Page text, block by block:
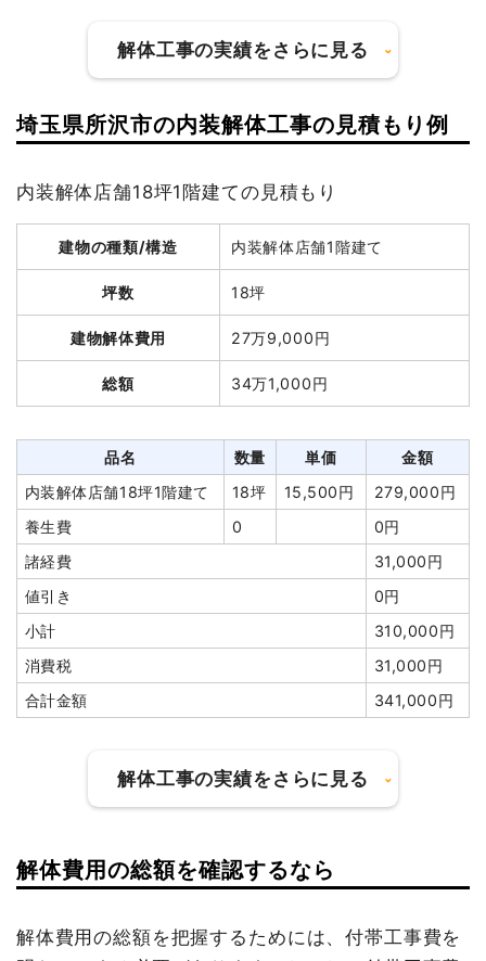
建物の種類/構造 軽量鉄骨造住宅2階建て
坪数
建物解体費用 70万1,600円
総額 105万8,400円
品名 数量 単価
軽量鉄骨造住宅26坪2階建
26坪
26,985
養生費 125m² 950円
118,750円
駐車場撤去
1式
30,000円
ブロック塀撤去
1式
50,000円
諸経費
80,000円
値引き
350円
小計
980,000円
消費税
78,400円
合計金額
1,058,400
円
解体工事の実績をさらに見る
建物の種類/構造 鉄骨造アパート2階建て
坪数 40坪
建物解体費用 183万6,240円
総額 260万円
品名 数量 単価
金額
鉄骨造アパート40坪2階
40坪
45,906
220m² 1,000円
220,000円
アスベスト撤去
4m³
40,000
円
160,000円
浄化槽・便槽撤去 1台
50,000
50,000円
ブロック塀撤去 50,000円
諸経費
110,000円
値引き
68,864円
242,624円
埼玉県所沢市の内装解体工事の見積もり例
内装解体店舗18坪1階建ての見積もり
建物の種類/構造 内装解体店舗1階建て
坪数 18坪
建物解体費用 27万9,000円
総額 34万1,000円
品名 数量 単価
金額
内装解体店舗18坪1階建て
18坪 15,500円
279,000円
養生費
0
0円
諸経費
31,000円
値引き
0円
小計
310,000円
消費税
31,000円
合計金額
341,000円
解体工事の実績をさらに見る
建物の種類/構造 内装解体店舗1階建て
解体費用の総額を確認するなら
解体費用の総額を把握するためには、付帯工事費を